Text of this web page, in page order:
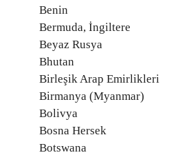
Benin
Bermuda, İngiltere
Beyaz Rusya
Bhutan
Birleşik Arap Emirlikleri
Birmanya (Myanmar)
Bolivya
Bosna Hersek
Botswana